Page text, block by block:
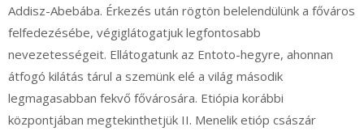
Addisz-Abebába. Érkezés után rögtön belelendülünk a főváros
felfedezésébe, végiglátogatjuk legfontosabb
nevezetességeit. Ellátogatunk az Entoto-hegyre, ahonnan
átfogó kilátás tárul a szemünk elé a világ második
legmagasabban fekvő fővárosára. Etiópia korábbi
központjában megtekinthetjük II. Menelik etióp császár